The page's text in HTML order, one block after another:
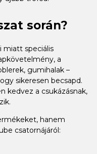
során?
miatt speciális
a
gumihalak –
sikeresen becsapd.
kedvez a csukázásnak,
hanem
csatornájáról: